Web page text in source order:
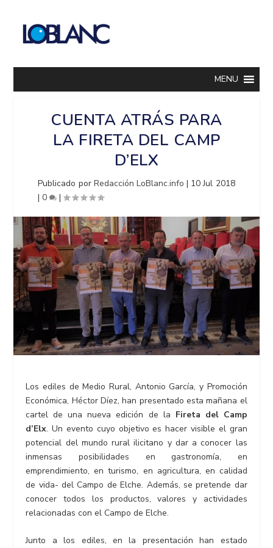
MENU
CUENTA ATRÁS PARA
LA FIRETA DEL CAMP
D’ELX
Publicado por Redacción LoBlanc.info | 10 Jul 2018
|0 |
Los ediles de Medio Rural, Antonio García, y Promoción
Económica, Héctor Díez, han presentado esta mañana el
cartel de una nueva edición de la Fireta del Camp
d’Elx. Un evento cuyo objetivo es hacer visible el gran
potencial del mundo rural ilicitano y dar a conocer las
inmensas posibilidades en gastronomía, en
emprendimiento, en turismo, en agricultura, en calidad
de vida- del Campo de Elche. Además, se pretende dar
conocer todos los productos, valores y actividades
relacionadas con el Campo de Elche.
Junto a los ediles, en la presentación han estado